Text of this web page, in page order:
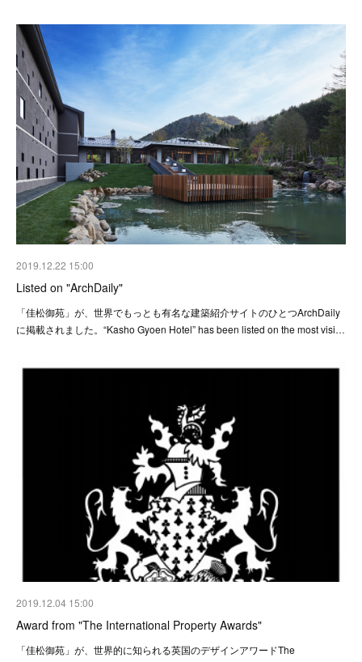
2019.12.22 15:00
Listed on "ArchDaily"
「佳松御苑」が、世界でもっとも有名な建築紹介サイトのひとつArchDaily
に掲載されました。“Kasho Gyoen Hotel” has been listed on the most visi…
2019.12.04 15:00
Award from "The International Property Awards"
「佳松御苑」が、世界的に知られる英国のデザインアワードThe